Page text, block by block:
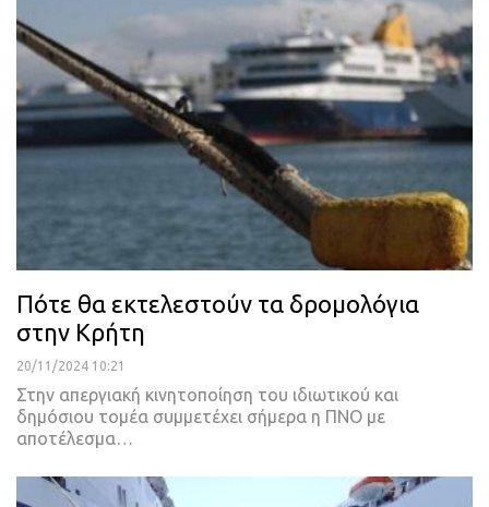
Πότε θα εκτελεστούν τα δρομολόγια
στην Κρήτη
20/11/2024 10:21
Στην απεργιακή κινητοποίηση του ιδιωτικού και
δημόσιου τομέα συμμετέχει σήμερα η ΠΝΟ με
αποτέλεσμα…